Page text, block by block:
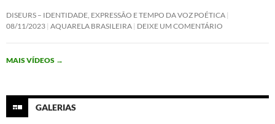
c
e
b
o
k
i
t
t
e
n
k
e
d
n
a
t
s
A
DISEURS – IDENTIDADE, EXPRESSÃO E TEMPO DA VOZ POÉTICA
08/11/2023 AQUARELA BRASILEIRA DEIXE UM COMENTÁRIO
MAIS VÍDEOS →
GALERIAS